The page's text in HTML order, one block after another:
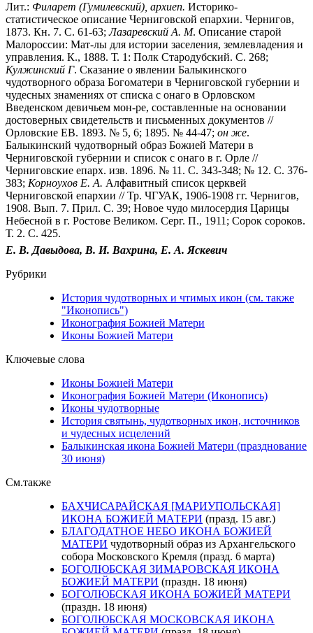
Лит.: Филарет (Гумилевский), архиеп. Историко-
статистическое описание Черниговской епархии. Чернигов,
1873. Кн. 7. С. 61-63;Лазаревский А. М. Описание старой
Малороссии: Мат-лы для истории заселения, землевладения и
управления. К., 1888. Т. 1: Полк Стародубский. С. 268;
Кулжинский Г. Сказание о явлении Балыкинского
чудотворного образа Богоматери в Черниговской губернии и
чудесных знамениях от списка с онаго в Орловском
Введенском девичьем мон-ре, составленные на основании
достоверных свидетельств и письменных документов //
Орловские ЕВ. 1893. № 5, 6; 1895. № 44-47; он же.
Балыкинский чудотворный образ Божией Матери в
Черниговской губернии и список с онаго в г. Орле //
Черниговские епарх. изв. 1896. № 11. С. 343-348; № 12. С. 376-
383; Корноухов Е. А. Алфавитный список церквей
Черниговской епархии // Тр. ЧГУАК, 1906-1908 гг. Чернигов,
1908. Вып. 7. Прил. С. 39; Новое чудо милосердия Царицы
Небесной в г. Ростове Великом. Серг. П., 1911; Сорок сороков.
Т. 2. С. 425.
Е. В. Давыдова, В. И. Вахрина, Е. А. Яскевич
Рубрики
История чудотворных и чтимых икон (см. также
"Иконопись")
Иконография Божией Матери
Иконы Божией Матери
Ключевые слова
Иконы Божией Матери
Иконография Божией Матери (Иконопись)
Иконы чудотворные
История святынь, чудотворных икон, источников
и чудесных исцелений
Балыкинская икона Божией Матери (празднование
30 июня)
См.также
БАХЧИСАРАЙСКАЯ [МАРИУПОЛЬСКАЯ]
ИКОНА БОЖИЕЙ МАТЕРИ (празд. 15 авг.)
БЛАГОДАТНОЕ НЕБО ИКОНА БОЖИЕЙ
МАТЕРИ чудотворный образ из Архангельского
собора Московского Кремля (празд. 6 марта)
БОГОЛЮБСКАЯ ЗИМАРОВСКАЯ ИКОНА
БОЖИЕЙ МАТЕРИ (праздн. 18 июня)
БОГОЛЮБСКАЯ ИКОНА БОЖИЕЙ МАТЕРИ
(праздн. 18 июня)
БОГОЛЮБСКАЯ МОСКОВСКАЯ ИКОНА